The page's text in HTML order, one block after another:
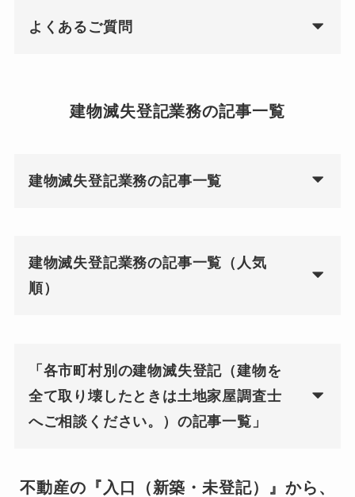
よくあるご質問
建物滅失登記業務の記事一覧
建物滅失登記業務の記事一覧
建物滅失登記業務の記事一覧（人気
順）
「各市町村別の建物滅失登記（建物を
全て取り壊したときは土地家屋調査士
へご相談ください。）の記事一覧」
不動産の『入口（新築・未登記）』から、